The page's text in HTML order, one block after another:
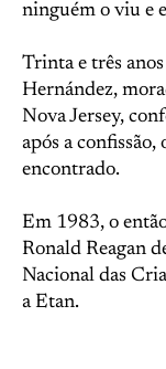
ninguém o viu e
Trinta e três
Hernández,
Nova Jersey,
após a
encontrado.
Em 1983, o
Ronald Reagan
Nacional das
a Etan.